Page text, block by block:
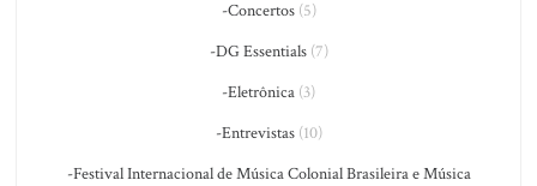
-Concertos(5)
-DG Essentials(7)
-Eletrônica (3)
-Entrevistas(10)
-Festival Internacional de Música Colonial Brasileira e Música